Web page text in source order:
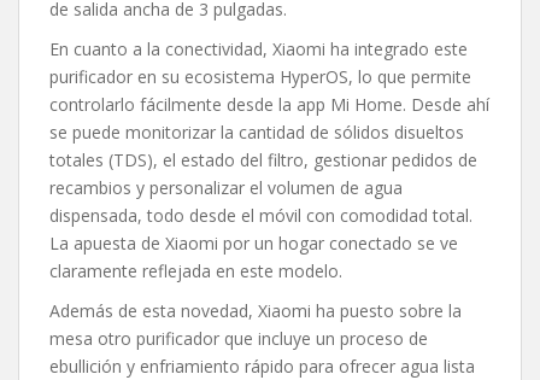
de salida ancha de 3 pulgadas.
En cuanto a la conectividad, Xiaomi ha integrado este
purificador en su ecosistema HyperOS, lo que permite
controlarlo fácilmente desde la app Mi Home. Desde ahí
se puede monitorizar la cantidad de sólidos disueltos
totales (TDS), el estado del filtro, gestionar pedidos de
recambios y personalizar el volumen de agua
dispensada, todo desde el móvil con comodidad total.
La apuesta de Xiaomi por un hogar conectado se ve
claramente reflejada en este modelo.
Además de esta novedad, Xiaomi ha puesto sobre la
mesa otro purificador que incluye un proceso de
ebullición y enfriamiento rápido para ofrecer agua lista